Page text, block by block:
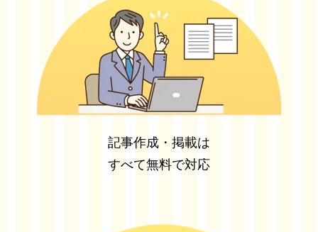
記事作成・掲載は
すべて無料で対応